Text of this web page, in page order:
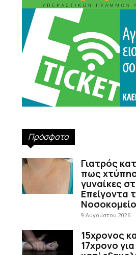
Πρόσφατα
Γιατρός
πως
γυναίκες
Επείγοντα
9 Αυγούστου 2026
15χρονος
17χρονο